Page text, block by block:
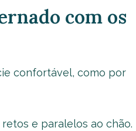
com os
confortável, como por
e paralelos ao chão.